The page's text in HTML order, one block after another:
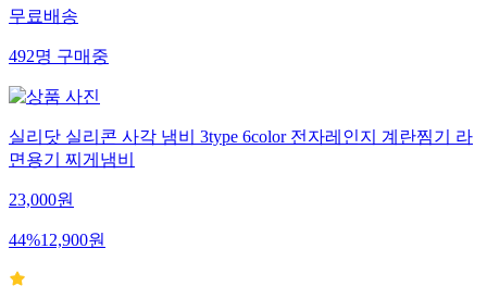
무료배송
492명구매중
실리닷 실리콘 사각 냄비 3type 6color 전자레인지 계란찜기 라
면용기 찌게냄비
23,000원
44%12,900원